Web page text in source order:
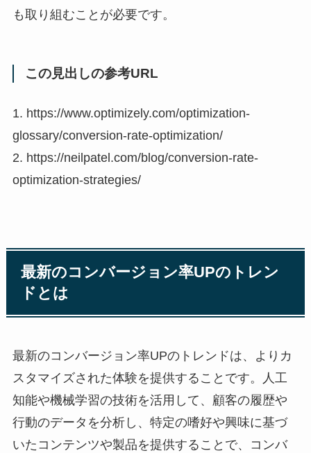
も取り組むことが必要です。
この見出しの参考URL
1. https://www.optimizely.com/optimization-
glossary/conversion-rate-optimization/
2. https://neilpatel.com/blog/conversion-rate-
optimization-strategies/
最新のコンバージョン率UPのトレン
ドとは
最新のコンバージョン率UPのトレンドは、よりカ
スタマイズされた体験を提供することです。人工
知能や機械学習の技術を活用して、顧客の履歴や
行動のデータを分析し、特定の嗜好や興味に基づ
いたコンテンツや製品を提供することで、コンバ